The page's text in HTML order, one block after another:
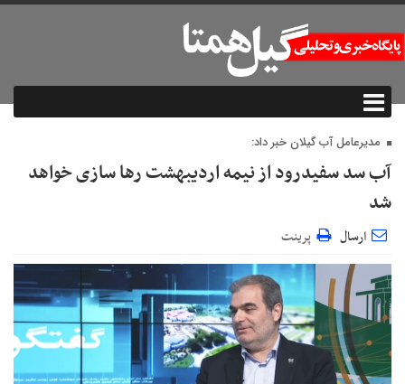
مدیرعامل آب گیلان خبر داد:
آب سد سفیدرود از نیمه اردیبهشت رها سازی خواهد
شد
ارسال پرینت